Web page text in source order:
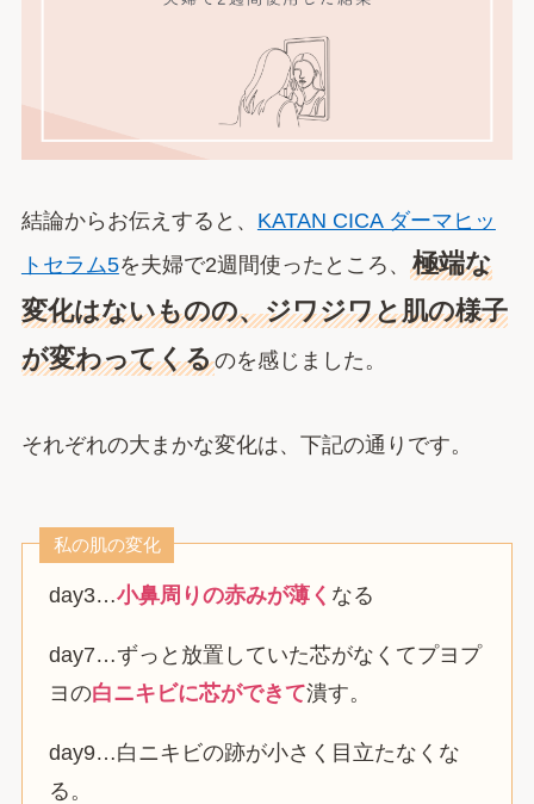
結論からお伝えすると、 KATAN CICA ダーマヒッ
トセラム5を夫婦で2週間使ったところ、 極端な
変化はないものの、ジワジワと肌の様子
が変わってくるのを感じました。
それぞれの大まかな変化は、下記の通りです。
私の肌の変化
day3…小鼻周りの赤みが薄く なる
day7…ずっと放置していた芯がなくてプヨプ
ヨの白ニキビに芯ができて潰す。
day9…白ニキビの跡が小さく目立たなくな
る。